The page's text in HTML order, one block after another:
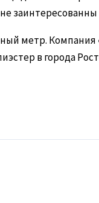
метр.
в города